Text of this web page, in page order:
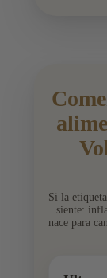
Si la
siente:
nace para